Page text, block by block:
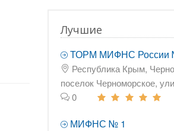
Лучшие
ТОРМ МИФНС России
Республика Крым,
поселок Черноморское,
0
МИФНС № 1